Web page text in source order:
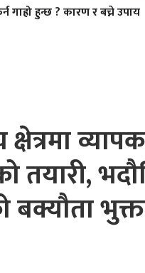
गाह्रो हुन्छ ? कारण र बच्ने उपाय
क्षेत्रमा व्यापक
तयारी,
बक्यौता